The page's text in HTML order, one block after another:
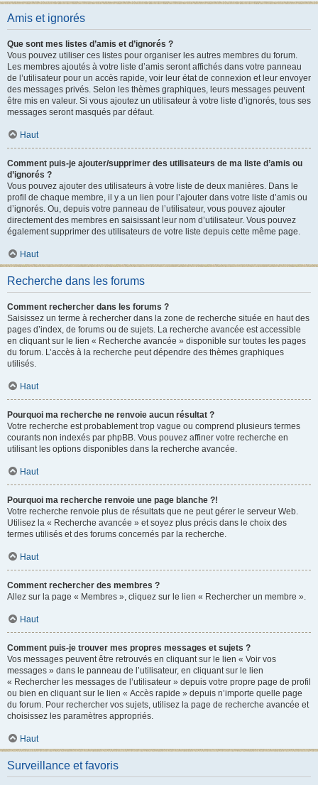
Amis et ignorés
Que sont mes listes d’amis et d’ignorés ?
Vous pouvez utiliser ces listes pour organiser les autres membres du forum.
Les membres ajoutés à votre liste d’amis seront affichés dans votre panneau
de l’utilisateur pour un accès rapide, voir leur état de connexion et leur envoyer
des messages privés. Selon les thèmes graphiques, leurs messages peuvent
être mis en valeur. Si vous ajoutez un utilisateur à votre liste d’ignorés, tous ses
messages seront masqués par défaut.
Haut
Comment puis-je ajouter/supprimer des utilisateurs de ma liste d’amis ou
d’ignorés ?
Vous pouvez ajouter des utilisateurs à votre liste de deux manières. Dans le
profil de chaque membre, il y a un lien pour l’ajouter dans votre liste d’amis ou
d’ignorés. Ou, depuis votre panneau de l’utilisateur, vous pouvez ajouter
directement des membres en saisissant leur nom d’utilisateur. Vous pouvez
également supprimer des utilisateurs de votre liste depuis cette même page.
Haut
Recherche dans les forums
Comment rechercher dans les forums ?
Saisissez un terme à rechercher dans la zone de recherche située en haut des
pages d’index, de forums ou de sujets. La recherche avancée est accessible
en cliquant sur le lien « Recherche avancée » disponible sur toutes les pages
du forum. L’accès à la recherche peut dépendre des thèmes graphiques
utilisés.
Haut
Pourquoi ma recherche ne renvoie aucun résultat ?
Votre recherche est probablement trop vague ou comprend plusieurs termes
courants non indexés par phpBB. Vous pouvez affiner votre recherche en
utilisant les options disponibles dans la recherche avancée.
Haut
Pourquoi ma recherche renvoie une page blanche ?!
Votre recherche renvoie plus de résultats que ne peut gérer le serveur Web.
Utilisez la « Recherche avancée » et soyez plus précis dans le choix des
termes utilisés et des forums concernés par la recherche.
Haut
Comment rechercher des membres ?
Allez sur la page « Membres », cliquez sur le lien « Rechercher un membre ».
Haut
Comment puis-je trouver mes propres messages et sujets ?
Vos messages peuvent être retrouvés en cliquant sur le lien « Voir vos
messages » dans le panneau de l’utilisateur, en cliquant sur le lien
« Rechercher les messages de l’utilisateur » depuis votre propre page de profil
ou bien en cliquant sur le lien « Accès rapide » depuis n’importe quelle page
du forum. Pour rechercher vos sujets, utilisez la page de recherche avancée et
choisissez les paramètres appropriés.
Haut
Surveillance et favoris